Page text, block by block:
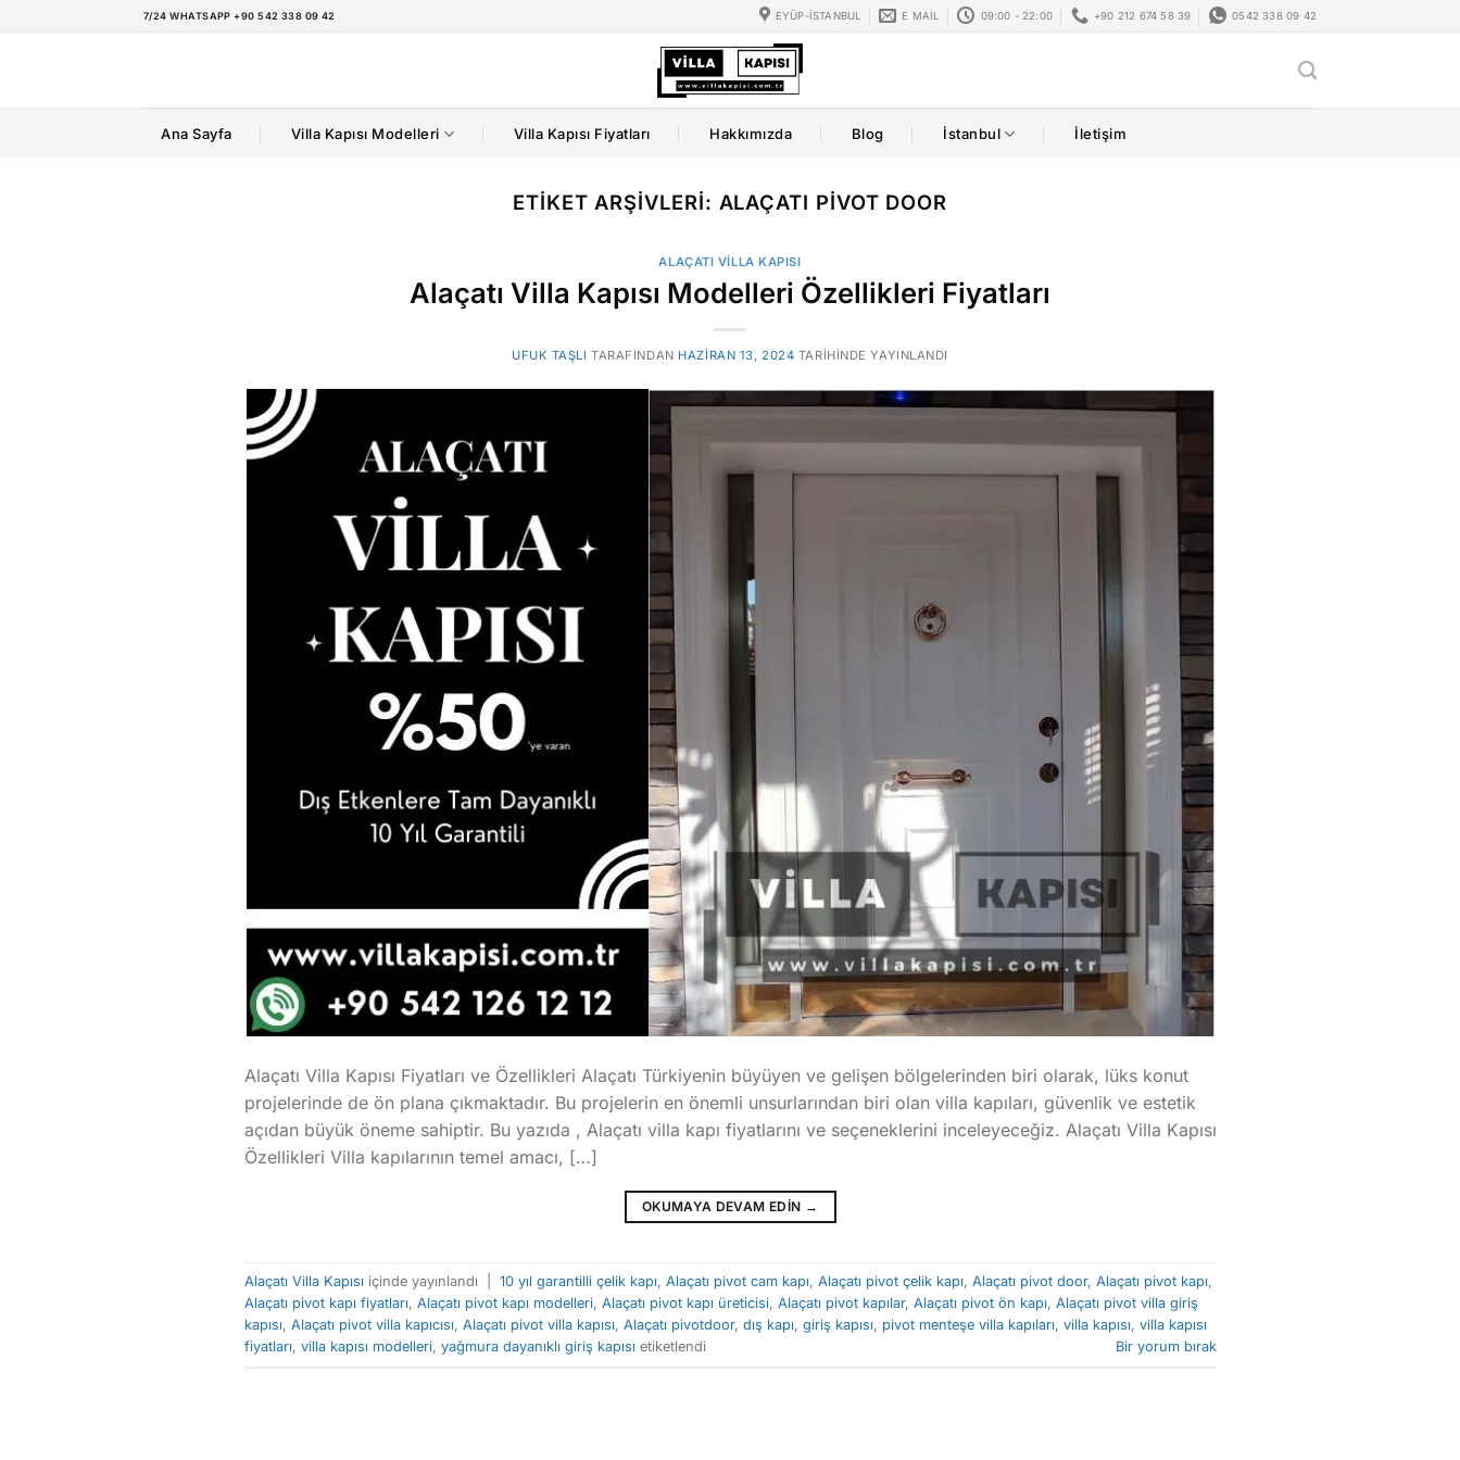
7/24 WHATSAPP +90 542 338 09 42 EYÜP-İSTANBUL E MAIL 09:00 - 22:00 +90 212 674 58 39 0542 338 09 42
Ana Sayfa Villa Kapısı Modelleri Villa Kapısı Fiyatları Hakkımızda Blog İstanbul İletişim
ETIKET ARŞIVLERI: ALAÇATI PIVOT DOOR
ALAÇATI VILLA KAPISI
Alaçatı Villa Kapısı Modelleri Özellikleri Fiyatları
UFUK TAŞLI TARAFINDAN HAZIRAN 13, 2024 TARIHINDE YAYINLANDI
Alaçatı Villa Kapısı Fiyatları ve Özellikleri Alaçatı Türkiyenin büyüyen ve gelişen bölgelerinden biri olarak, lüks konut
projelerinde de ön plana çıkmaktadır. Bu projelerin en önemli unsurlarından biri olan villa kapıları, güvenlik ve estetik
açıdan büyük öneme sahiptir. Bu yazıda , Alaçatı villa kapı fiyatlarını ve seçeneklerini inceleyeceğiz. Alaçatı Villa Kapısı
Özellikleri Villa kapılarının temel amacı, […]
OKUMAYA DEVAM EDIN →
Alaçatı Villa Kapısıiçinde yayınlandı 10 yıl garantilli çelik kapı, Alaçatı pivot cam kapı, Alaçatı pivot çelik kapı, Alaçatı pivot door, Alaçatı pivot kapı,
Alaçatı pivot kapı fiyatları, Alaçatı pivot kapı modelleri, Alaçatı pivot kapı üreticisi, Alaçatı pivot kapılar, Alaçatı pivot ön kapı, Alaçatı pivot villa giriş
kapısı, Alaçatı pivot villa kapıcısı, Alaçatı pivot villa kapısı, Alaçatı pivotdoor, dış kapı, giriş kapısı, pivot menteşe villa kapıları, villa kapısı, villa kapısı
fiyatları, villa kapısı modelleri, yağmura dayanıklı giriş kapısıetiketlendi Bir yorum bırak